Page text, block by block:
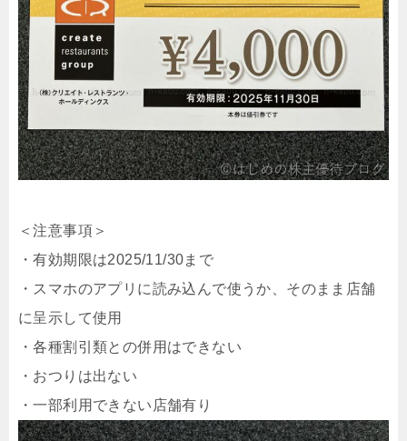
＜注意事項＞
・有効期限は2025/11/30まで
・スマホのアプリに読み込んで使うか、そのまま店舗
に呈示して使用
・各種割引類との併用はできない
・おつりは出ない
・一部利用できない店舗有り